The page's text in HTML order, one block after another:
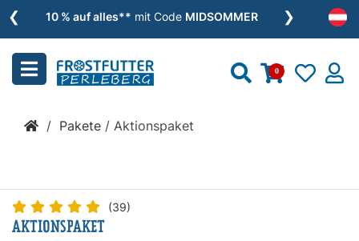
10 % auf alles** mit Code MIDSOMMER
❮ ❯
0
Menu
schließen
Kategorien
Nassfutter
/ Pakete / Aktionspaket
(39)
AKTIONSPAKET